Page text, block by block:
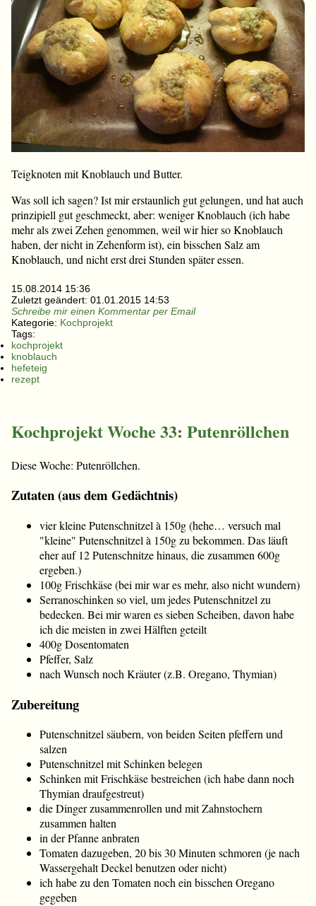
Teigknoten mit Knoblauch und Butter.
Was soll ich sagen? Ist mir erstaunlich gut gelungen, und hat auch
prinzipiell gut geschmeckt, aber: weniger Knoblauch (ich habe
mehr als zwei Zehen genommen, weil wir hier so Knoblauch
haben, der nicht in Zehenform ist), ein bisschen Salz am
Knoblauch, und nicht erst drei Stunden später essen.
15.08.2014 15:36
Zuletzt geändert: 01.01.2015 14:53
Schreibe mir einen Kommentar per Email
Kategorie: Kochprojekt
Tags:
kochprojekt
knoblauch
hefeteig
rezept
Kochprojekt Woche 33: Putenröllchen
Diese Woche: Putenröllchen.
Zutaten (aus dem Gedächtnis)
vier kleine Putenschnitzel à 150g (hehe… versuch mal
"kleine" Putenschnitzel à 150g zu bekommen. Das läuft
eher auf 12 Putenschnitze hinaus, die zusammen 600g
ergeben.)
100g Frischkäse (bei mir war es mehr, also nicht wundern)
Serranoschinken so viel, um jedes Putenschnitzel zu
bedecken. Bei mir waren es sieben Scheiben, davon habe
ich die meisten in zwei Hälften geteilt
400g Dosentomaten
Pfeffer, Salz
nach Wunsch noch Kräuter (z.B. Oregano, Thymian)
Zubereitung
Putenschnitzel säubern, von beiden Seiten pfeffern und
salzen
Putenschnitzel mit Schinken belegen
Schinken mit Frischkäse bestreichen (ich habe dann noch
Thymian draufgestreut)
die Dinger zusammenrollen und mit Zahnstochern
zusammen halten
in der Pfanne anbraten
Tomaten dazugeben, 20 bis 30 Minuten schmoren (je nach
Wassergehalt Deckel benutzen oder nicht)
ich habe zu den Tomaten noch ein bisschen Oregano
gegeben